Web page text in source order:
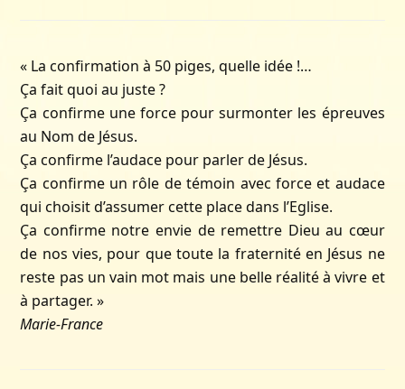
« La confirmation à 50 piges, quelle idée !…
Ça fait quoi au juste ?
Ça confirme une force pour surmonter les épreuves
au Nom de Jésus.
Ça confirme l’audace pour parler de Jésus.
Ça confirme un rôle de témoin avec force et audace
qui choisit d’assumer cette place dans l’Eglise.
Ça confirme notre envie de remettre Dieu au cœur
de nos vies, pour que toute la fraternité en Jésus ne
reste pas un vain mot mais une belle réalité à vivre et
à partager. »
Marie-France